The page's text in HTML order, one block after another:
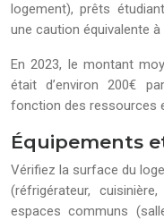
logement), prêts
une caution équivalente
En 2023, le montant
était d’environ 200€
fonction des ressources
Équipements
Vérifiez la surface du
(réfrigérateur,
espaces communs